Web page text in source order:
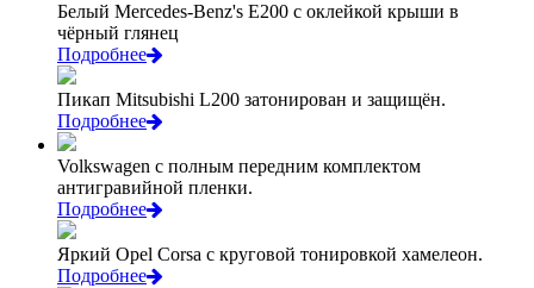
Белый Mercedes-Benz's Е200 с оклейкой крыши в
чёрный глянец
Подробнее
Пикап Mitsubishi L200 затонирован и защищён.
Подробнее
Volkswagen с полным передним комплектом
антигравийной пленки.
Подробнее
Яркий Opel Corsa с круговой тонировкой хамелеон.
Подробнее